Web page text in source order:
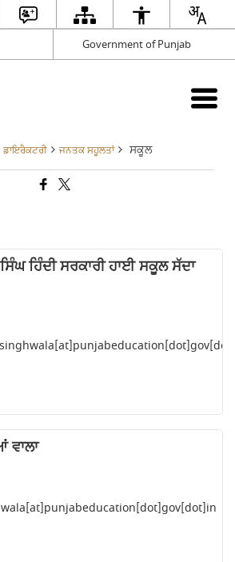
Government of Punjab
ਡਾਇਰੈਕਟਰੀ ਜਨਤਕ ਸਹੂਲਤਾਂ ਸਕੂਲ
ਹਿੰਦੀ ਸਰਕਾਰੀ ਹਾਈ ਸਕੂਲ ਸੱਦਾ